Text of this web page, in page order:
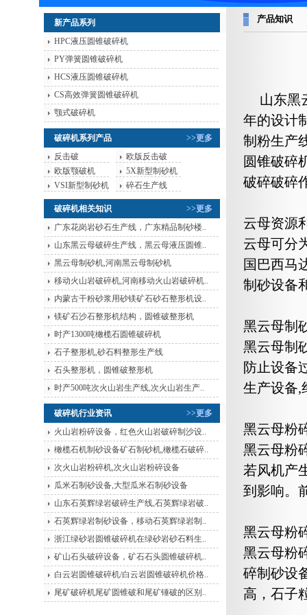
新产品系列
HPC液压圆锥破碎机
PY弹簧圆锥破碎机
HCS液压圆锥破碎机
CS高效弹簧圆锥破碎机
颚式破碎机
>>更多
破碎机系列产品
反击破
欧版反击破
欧版颚破机
5X新型制砂机
VSI新型制砂机
碎石生产线
>>更多
破碎机相关知识
广东花岗岩砂石生产线，广东精品制砂楼..
山东黑云母破碎生产线，黑云母液压圆锥..
黑云母制砂机,河南黑云母制砂机
移动火山岩破碎机,河南移动火山岩破碎机..
内蒙古干粉砂浆用砂镁矿石砂石整形机设..
镁矿石沙石整形机结构，圆锥破整形机
时产1300吨橄榄石圆锥破碎机
石子整形机,砂石料整形生产线
石头整形机，圆锥破整形机
时产500吨次火山岩生产线,次火山岩生产..
>>更多
破碎机行业资讯
火山岩粉碎设备，红色火山岩破碎制沙设..
橄榄石机制砂设备矿石制砂机,橄榄石破碎..
次火山岩粉碎机,次火山岩粉碎设备
瓜米石制砂设备,大型瓜米石制砂设备
山东石英辉绿岩破碎生产线,石英辉绿岩破..
石英辉绿岩制砂设备，移动石英辉绿岩制..
浙江绿砂岩圆锥破碎机在绿砂岩砂石料生..
矿山石头破碎设备，矿石石头圆锥破碎机..
白云岩圆锥破碎机/白云岩圆锥破碎机价格..
尾矿破碎机尾矿圆锥破和尾矿锤破的区别..
产品知识
山东黑
年的设计
制粉生产
圆锥破碎
破碎破碎
云母资源
云母可分
国巴西马
制砂设备
黑云母制
黑云母制
防止设备
生产设备,
黑云母粉
黑云母粉
若风机产
到影响。
黑云母粉
黑云母粉
碎制砂设
高，石子